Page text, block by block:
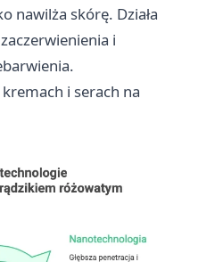
nawilża skórę. Działa
i
i serach na